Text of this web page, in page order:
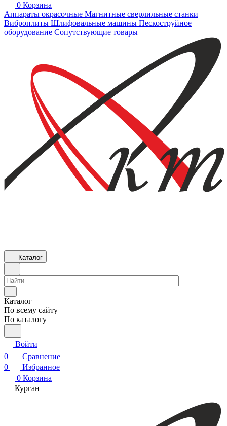
0 Корзина
Аппараты окрасочные Магнитные сверлильные станки
Виброплиты Шлифовальные машины Пескоструйное
оборудование Сопутствующие товары
Каталог
Каталог
По всему сайту
По каталогу
Войти
0
Сравнение
0
Избранное
0 Корзина
Курган